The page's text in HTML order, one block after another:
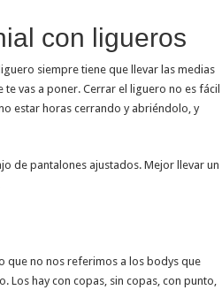
con ligueros
siempre tiene que llevar las medias
vas a poner. Cerrar el liguero no es fácil
estar horas cerrando y abriéndolo, y
de pantalones ajustados. Mejor llevar un
que no nos referimos a los bodys que
Los hay con copas, sin copas, con punto,